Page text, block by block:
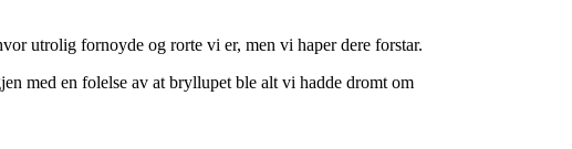
utrolig fornoyde og rorte vi er, men vi haper dere forstar.
med en folelse av at bryllupet ble alt vi hadde dromt om